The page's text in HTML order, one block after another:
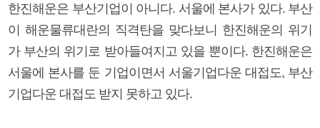
한진해운은 부산기업이 아니다. 서울에 본사가 있다. 부산
이 해운물류대란의 직격탄을 맞다보니 한진해운의 위기
가 부산의 위기로 받아들여지고 있을 뿐이다. 한진해운은
서울에 본사를 둔 기업이면서 서울기업다운 대접도, 부산
기업다운 대접도 받지 못하고 있다.